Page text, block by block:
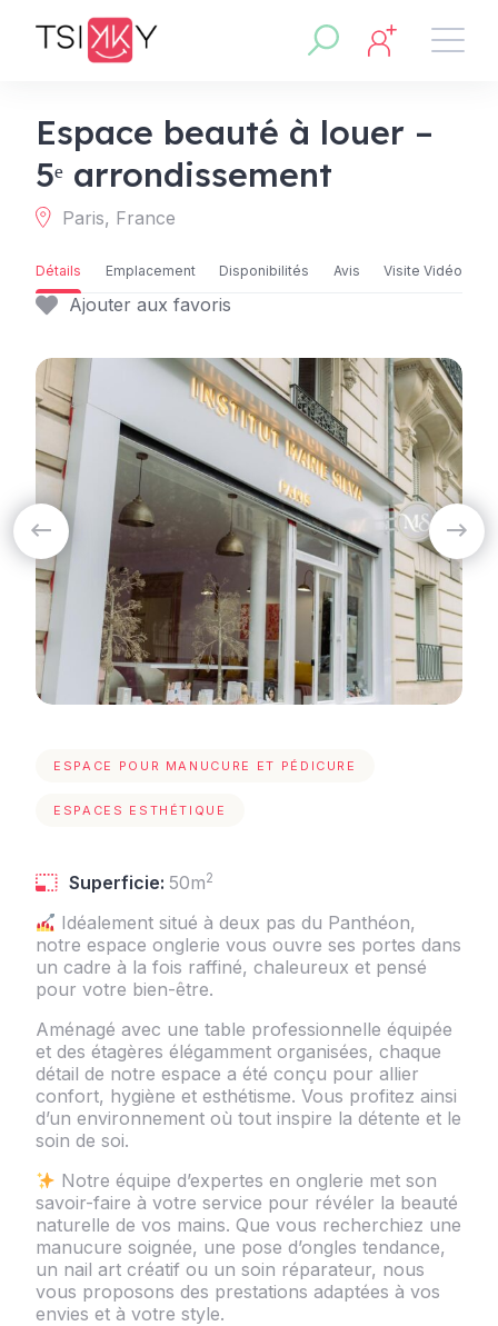
Espace beauté à louer –
5ᵉ arrondissement
Paris, France
Ajouter aux favoris
Détails Emplacement Disponibilités Avis Visite Vidéo
ESPACE POUR MANUCURE ET PÉDICURE
ESPACES ESTHÉTIQUE
Superficie: 50m2
Idéalement situé à deux pas du Panthéon,
notre espace onglerie vous ouvre ses portes dans
un cadre à la fois raffiné, chaleureux et pensé
pour votre bien-être.
Aménagé avec une table professionnelle équipée
et des étagères élégamment organisées, chaque
détail de notre espace a été conçu pour allier
confort, hygiène et esthétisme. Vous profitez ainsi
d’un environnement où tout inspire la détente et le
soin de soi.
Notre équipe d’expertes en onglerie met son
savoir-faire à votre service pour révéler la beauté
naturelle de vos mains. Que vous recherchiez une
manucure soignée, une pose d’ongles tendance,
un nail art créatif ou un soin réparateur, nous
vous proposons des prestations adaptées à vos
envies et à votre style.